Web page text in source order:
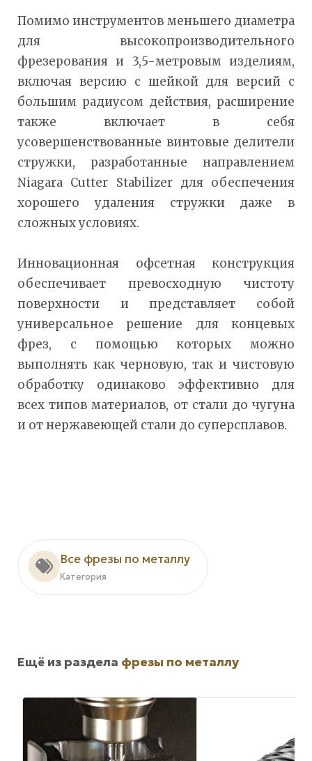
Помимо инструментов меньшего диаметра
для высокопроизводительного
фрезерования и 3,5-метровым изделиям,
включая версию с шейкой для версий с
большим радиусом действия, расширение
также включает в себя
усовершенствованные винтовые делители
стружки, разработанные направлением
Niagara Cutter Stabilizer для обеспечения
хорошего удаления стружки даже в
сложных условиях.
Инновационная офсетная конструкция
обеспечивает превосходную чистоту
поверхности и представляет собой
универсальное решение для концевых
фрез, с помощью которых можно
выполнять как черновую, так и чистовую
обработку одинаково эффективно для
всех типов материалов, от стали до чугуна
и от нержавеющей стали до суперсплавов.
Все фрезы по металлу
Категория
Ещё из раздела фрезы по металлу